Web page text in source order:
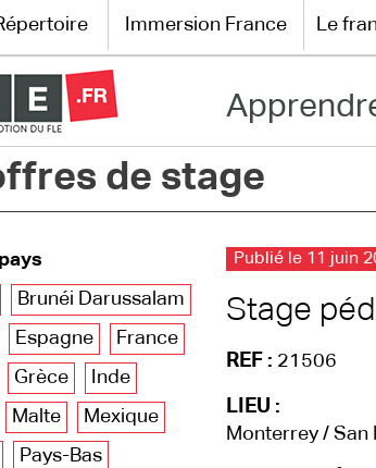
Immersion France Le
de stage
Brunéi Darussalam
Espagne
France
Grèce
Inde
Malte
Mexique
Pays-Bas
Publié le 11 juin
Stage
REF : 21506
LIEU :
Monterrey / San